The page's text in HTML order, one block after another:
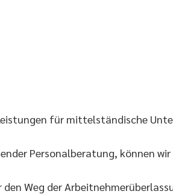
für mittelständische
Personalberatung, können
Weg der